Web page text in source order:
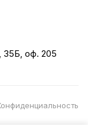
35Б, оф. 205